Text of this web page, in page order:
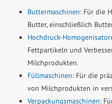
Buttermaschinen: Für die
Butter, einschließlich
Hochdruck-
Fettpartikeln und
Milchprodukten.
Füllmaschinen: Für die
von Milchprodukten in
Verpackungsmaschinen: